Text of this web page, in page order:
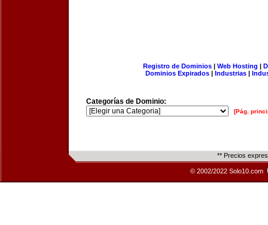
Registro de Dominios| Web Hosting |
Dominios Expirados | Industrias |
Categorías de Dominio:
[Pág.
** Precios
© 2002/2022 Solo10.com